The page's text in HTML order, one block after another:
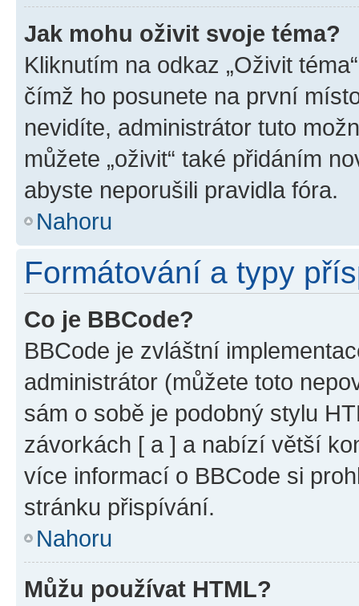
Jak mohu oživit svoje téma?
Kliknutím na odkaz „Oživit
čímž ho posunete na první
nevidíte, administrátor tuto
můžete „oživit“ také přidáním
abyste neporušili pravidla fóra.
Nahoru
Formátování a typy
Co je BBCode?
BBCode je zvláštní
administrátor (můžete toto
sám o sobě je podobný stylu
závorkách [ a ] a nabízí větší
více informací o BBCode si
stránku přispívání.
Nahoru
Můžu používat HTML?